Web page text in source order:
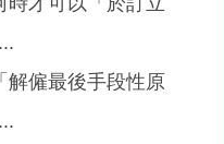
「解僱最後手段性原